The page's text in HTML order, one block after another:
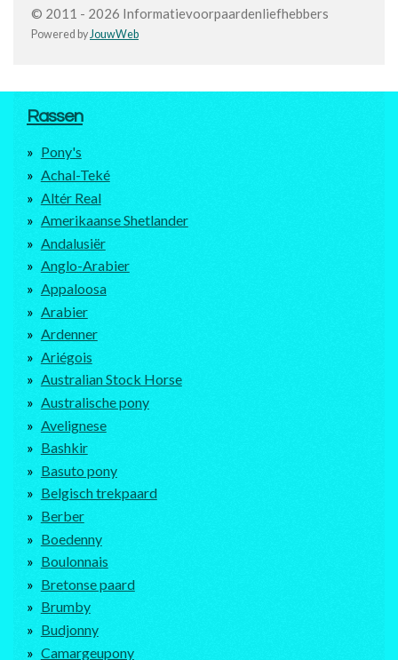
© 2011 - 2026 Informatievoorpaardenliefhebbers
Powered byJouwWeb
Rassen
Pony's
Achal-Teké
Altér Real
Amerikaanse Shetlander
Andalusiër
Anglo-Arabier
Appaloosa
Arabier
Ardenner
Ariégois
Australian Stock Horse
Australische pony
Avelignese
Bashkir
Basuto pony
Belgisch trekpaard
Berber
Boedenny
Boulonnais
Bretonse paard
Brumby
Budjonny
Camargeupony